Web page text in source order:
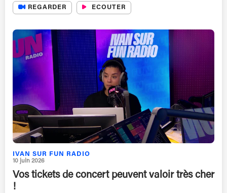
REGARDER ECOUTER
IVAN SUR FUN RADIO
10 juin 2026
Vos tickets de concert peuvent valoir très cher
!